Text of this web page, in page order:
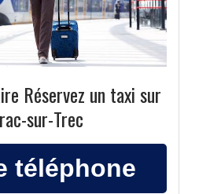
Réservez un taxi sur
sur-Trec